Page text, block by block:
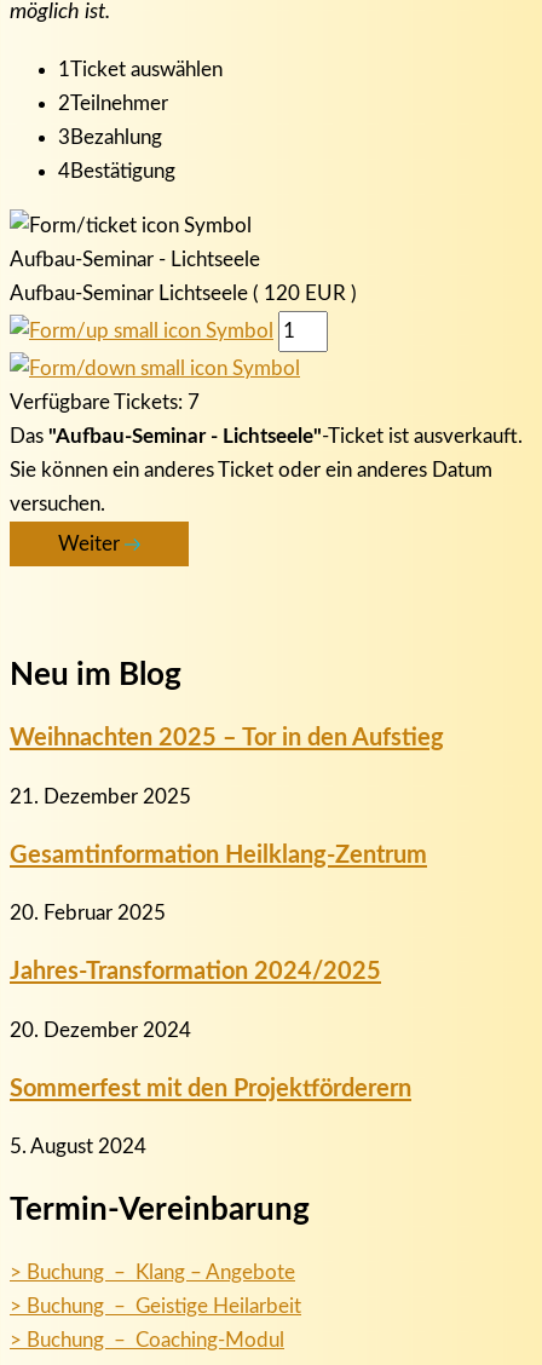
möglich ist.
1Ticket auswählen
2Teilnehmer
3 Bezahlung
4Bestätigung
Aufbau-Seminar - Lichtseele
Aufbau-Seminar Lichtseele ( 120 EUR )
Verfügbare Tickets: 7
Das "Aufbau-Seminar - Lichtseele"-Ticket ist ausverkauft.
Sie können ein anderes Ticket oder ein anderes Datum
versuchen.
Weiter
Neu im Blog
Weihnachten 2025 – Tor in den Aufstieg
21. Dezember 2025
Gesamtinformation Heilklang-Zentrum
20. Februar 2025
Jahres-Transformation 2024/2025
20. Dezember 2024
Sommerfest mit den Projektförderern
5. August 2024
Termin-Vereinbarung
> Buchung – Klang – Angebote
> Buchung – Geistige Heilarbeit
> Buchung – Coaching-Modul